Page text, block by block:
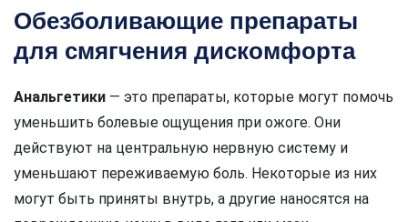
Обезболивающие препараты
для смягчения дискомфорта
Анальгетики — это препараты, которые могут помочь
уменьшить болевые ощущения при ожоге. Они
действуют на центральную нервную систему и
уменьшают переживаемую боль. Некоторые из них
могут быть приняты внутрь, а другие наносятся на